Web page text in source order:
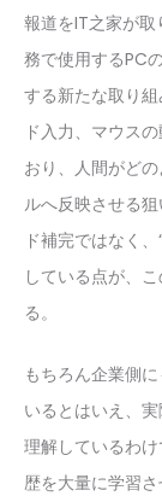
報道をIT之家が
務で使用するPC
する新たな取り
ド入力、マウス
おり、人間がど
ルへ反映させる
ド補完ではなく
している点が、
る。
もちろん企業側
いるとはいえ、
理解しているわ
歴を大量に学習